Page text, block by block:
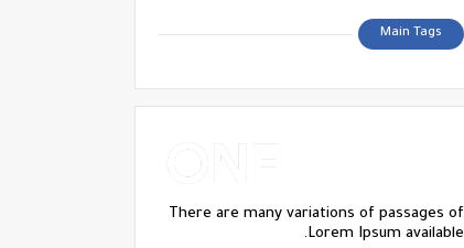
Main Tags
There are many variations of passages of
Lorem Ipsum available.